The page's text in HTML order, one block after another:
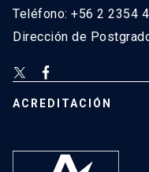
Teléfono: +56 2 2354
Dirección de
ACREDITACIÓN